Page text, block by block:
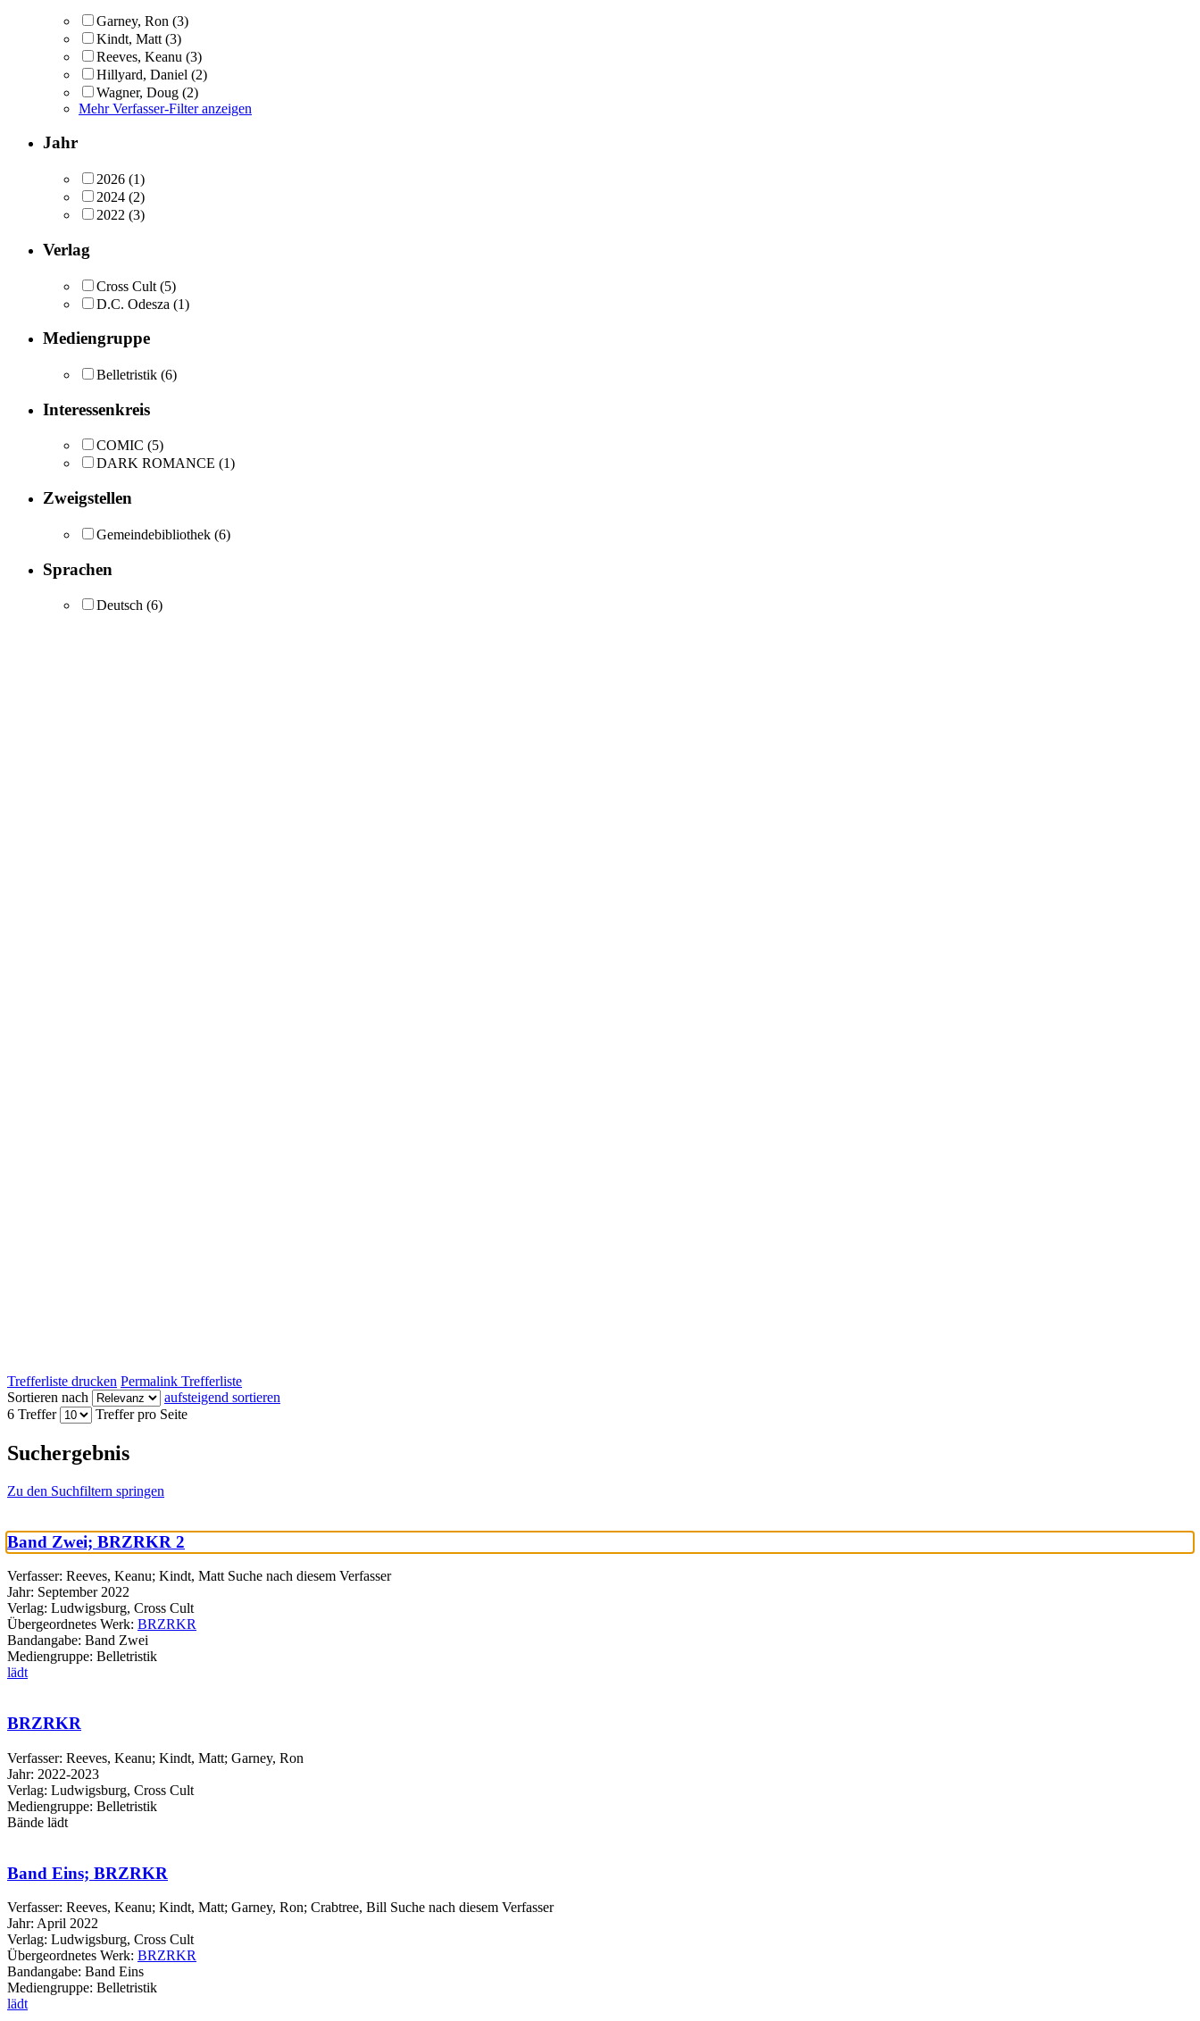
Garney, Ron (3)
Kindt, Matt (3)
Reeves, Keanu (3)
Hillyard, Daniel (2)
Wagner, Doug (2)
Mehr Verfasser-Filter anzeigen
Jahr
2026 (1)
2024 (2)
2022 (3)
Verlag
Cross Cult (5)
D.C. Odesza (1)
Mediengruppe
Belletristik (6)
Interessenkreis
COMIC (5)
DARK ROMANCE (1)
Zweigstellen
Gemeindebibliothek (6)
Sprachen
Deutsch (6)
Trefferliste drucken Permalink Trefferliste
Sortieren nach
aufsteigend sortieren
6 Treffer
Treffer pro Seite
Suchergebnis
Zu den Suchfiltern springen
Band Zwei; BRZRKR 2
Verfasser: Reeves, Keanu; Kindt, Matt Suche nach diesem Verfasser
Jahr: September 2022
Verlag: Ludwigsburg, Cross Cult
Übergeordnetes Werk: BRZRKR
Bandangabe: Band Zwei
Mediengruppe: Belletristik
lädt
BRZRKR
Verfasser: Reeves, Keanu; Kindt, Matt; Garney, Ron
Jahr: 2022-2023
Verlag: Ludwigsburg, Cross Cult
Mediengruppe: Belletristik
Bände lädt
Band Eins; BRZRKR
Verfasser: Reeves, Keanu; Kindt, Matt; Garney, Ron; Crabtree, Bill Suche nach diesem Verfasser
Jahr: April 2022
Verlag: Ludwigsburg, Cross Cult
Übergeordnetes Werk: BRZRKR
Bandangabe: Band Eins
Mediengruppe: Belletristik
lädt